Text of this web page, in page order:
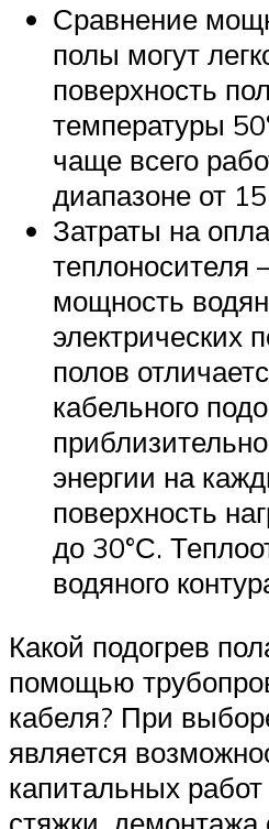
Сравнение
полы могут
поверхность
температуры
чаще всего
диапазоне от
Затраты на
теплоносителя
мощность
электрических
полов
кабельного
энергии на
поверхность
до 30°С.
водяного
Какой подогрев
помощью
кабеля? При
является
капитальных работ